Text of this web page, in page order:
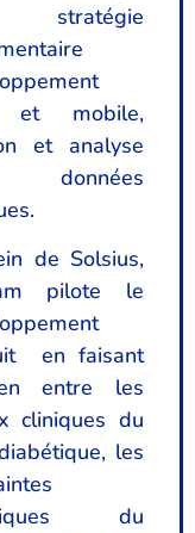
et mobile,
et analyse
de Solsius,
pilote le
en faisant
entre les
cliniques du
les
du